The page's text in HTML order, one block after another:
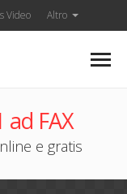
Video Altro
FAX
e gratis